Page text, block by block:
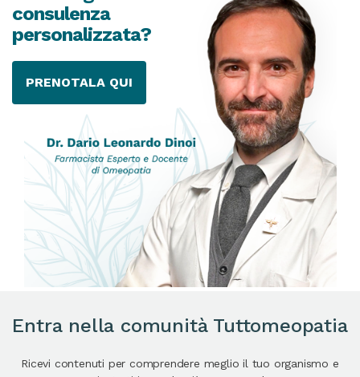
consulenza
personalizzata?
PRENOTALA QUI
Entra nella comunità Tuttomeopatia
Ricevi contenuti per comprendere meglio il tuo organismo e